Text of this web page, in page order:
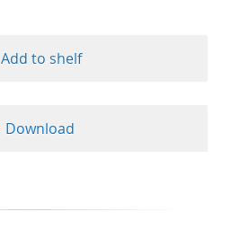
Add to shelf
Download